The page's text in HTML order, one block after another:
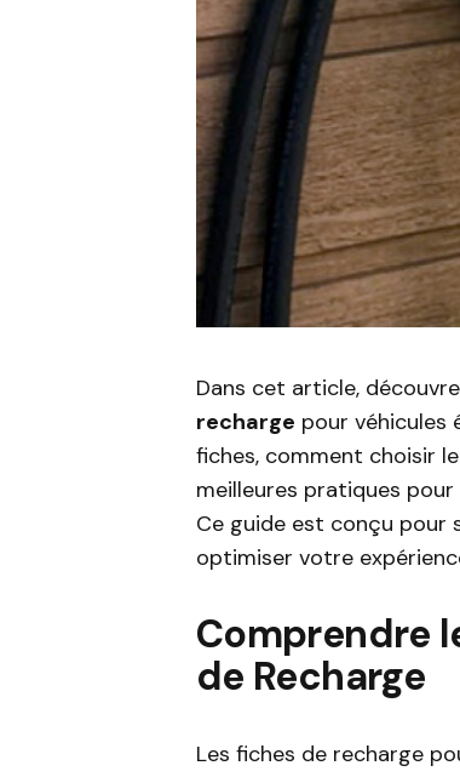
Dans cet article,
recharge pour véhicules
fiches, comment choisir
meilleures pratiques
Ce guide est conçu pour
optimiser votre
Comprendre
de Recharge
Les fiches de recharge